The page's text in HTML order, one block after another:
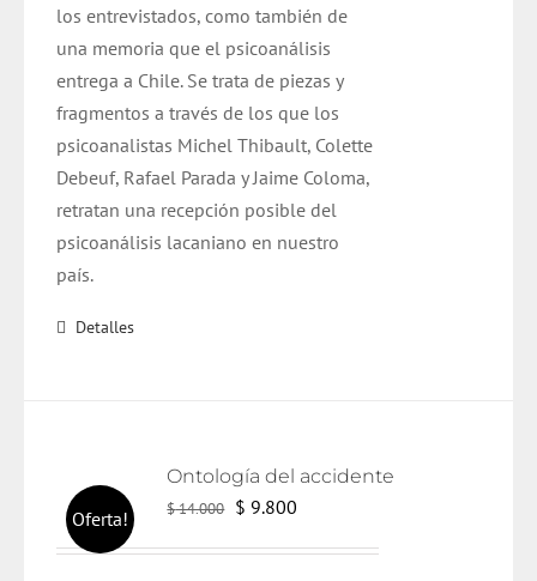
los entrevistados, como también de
una memoria que el psicoanálisis
entrega a Chile. Se trata de piezas y
fragmentos a través de los que los
psicoanalistas Michel Thibault, Colette
Debeuf, Rafael Parada y Jaime Coloma,
retratan una recepción posible del
psicoanálisis lacaniano en nuestro
país.
Detalles
Oferta!
Ontología del accidente
$14.000 El
$ 9.800